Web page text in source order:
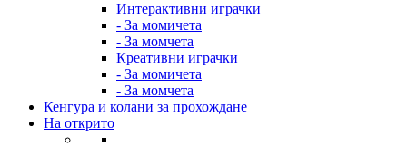
Интерактивни играчки
- За момичета
- За момчета
Креативни играчки
- За момичета
- За момчета
Кенгура и колани за прохождане
На открито